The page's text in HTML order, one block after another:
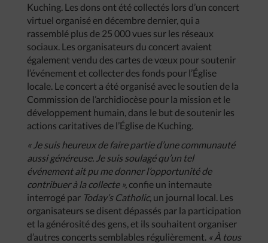
Kuching. Les dons ont été collectés lors d’un concert
virtuel organisé en décembre dernier, qui a
rassemblé plus de 25 000 vues sur les réseaux
sociaux. Les organisateurs du concert avaient
également vendu des cartes de vœux pour soutenir
l’événement et collecter des fonds pour l’Église
locale. Le concert a été organisé avec le soutien de la
Commission de l’archidiocèse pour la mission et le
développement humain, dans le but de soutenir les
actions caritatives de l’Église de Kuching.
« Je suis heureux de faire partie d’une communauté
aussi généreuse. Je suis soulagé qu’un tel
événement ait pu me donner l’opportunité de
contribuer à la collecte », confie un internaute
interrogé par Today’s Catholic, un journal local. Les
organisateurs se disent dépassés par la participation
et la générosité des gens, et ils souhaitent organiser
d’autres concerts semblables régulièrement. « À tous